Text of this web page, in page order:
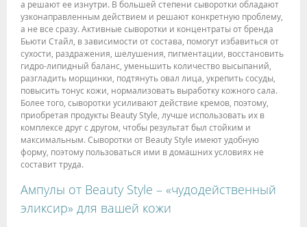
а решают ее изнутри. В большей степени сыворотки обладают
узконаправленным действием и решают конкретную проблему,
а не все сразу. Активные сыворотки и концентраты от бренда
Бьюти Стайл, в зависимости от состава, помогут избавиться от
сухости, раздражения, шелушения, пигментации, восстановить
гидро-липидный баланс, уменьшить количество высыпаний,
разгладить морщинки, подтянуть овал лица, укрепить сосуды,
повысить тонус кожи, нормализовать выработку кожного сала.
Более того, сыворотки усиливают действие кремов, поэтому,
приобретая продукты Beauty Style, лучше использовать их в
комплексе друг с другом, чтобы результат был стойким и
максимальным. Сыворотки от Beauty Style имеют удобную
форму, поэтому пользоваться ими в домашних условиях не
составит труда.
Ампулы от Beauty Style – «чудодейственный
эликсир» для вашей кожи